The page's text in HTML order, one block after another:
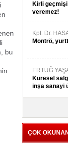
bu
Kirli
veremez!
Kpt. Dr.
Montrö,
ERTUĞ
Küresel
inşa sanayi
Kpt. MESUT
ithafen...
ÇOK